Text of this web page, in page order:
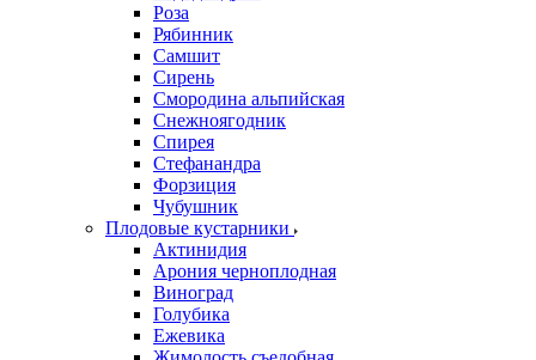
Роза
Рябинник
Самшит
Сирень
Смородина альпийская
Снежноягодник
Спирея
Стефанандра
Форзиция
Чубушник
Плодовые кустарники
Актинидия
Арония черноплодная
Виноград
Голубика
Ежевика